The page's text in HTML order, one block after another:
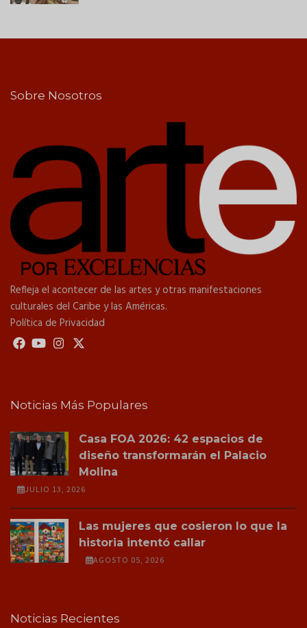
Sobre Nosotros
Refleja el acontecer de las artes y otras manifestaciones
culturales del Caribe y las Américas.
Política de Privacidad
Noticias Más Populares
Casa FOA 2026: 42 espacios de
diseño transformarán el Palacio
Molina
JULIO 13, 2026
Las mujeres que cosieron lo que la
historia intentó callar
AGOSTO 05, 2026
Noticias Recientes